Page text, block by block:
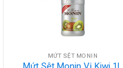
MỨT SỆT MONIN